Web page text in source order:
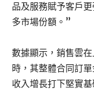
品及服務賦予客戶
多市場份額。”
數據顯示，銷售雲
時，其整體合同訂
收入增長打下堅實基